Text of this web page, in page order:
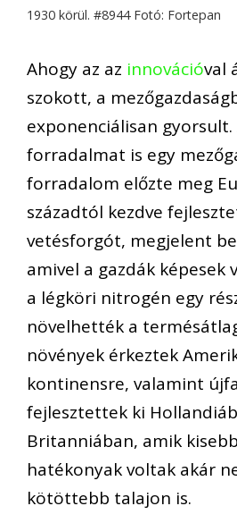
1930 körül. #8944 Fotó: Fortepan
Ahogy az az innovációval
szokott, a
exponenciálisan gyorsult.
forradalmat is egy
forradalom előzte meg
századtól kezdve
vetésforgót, megjelent
amivel a gazdák képesek
a légköri nitrogén egy
növelhették a
növények érkeztek
kontinensre, valamint
fejlesztettek ki
Britanniában, amik
hatékonyak voltak akár
kötöttebb talajon is.